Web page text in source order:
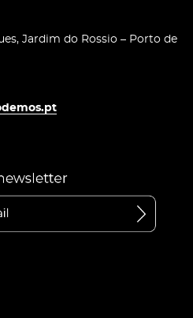
Jardim do Rossio – Porto de